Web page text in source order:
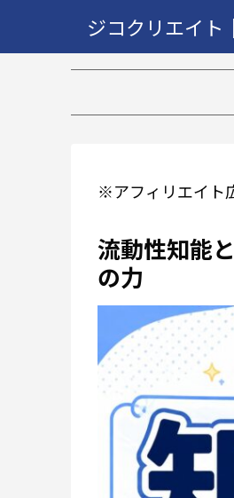
ジコクリエイ
※アフィリエイト
流動性知能
の力